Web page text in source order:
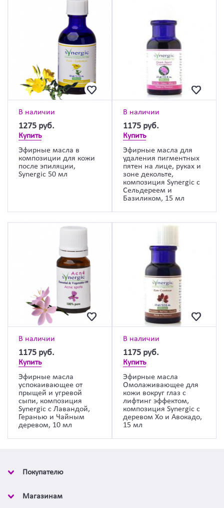
В наличии
1275 руб.
Купить
Эфирные масла в
композиции для кожи
после эпиляции,
Synergic 50 мл
В наличии
1175 руб.
Купить
Эфирные масла для
удаления пигментных
пятен на лице, руках и
зоне декольте,
композиция Synergic с
Сельдереем и
Базиликом, 15 мл
В наличии
1175 руб.
Купить
Эфирные масла
успокаивающее от
прыщей и угревой
сыпи, композиция
Synergic с Лавандой,
Геранью и Чайным
деревом, 10 мл
В наличии
1175 руб.
Купить
Эфирные масла
Омолаживающее для
кожи вокруг глаз с
лифтинг эффектом,
композиция Synergic с
деревом Хо и Авокадо,
15 мл
Покупателю
Магазинам